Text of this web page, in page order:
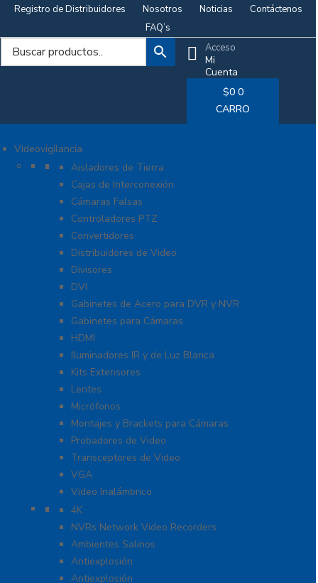
Registro de Distribuidores Nosotros Noticias
Contáctenos
FAQ’s
Acceso
Mi
Cuenta
$0 0
CARRO
Videovigilancia
Accesorios generales
Aisladores de Tierra
Cajas de Interconexión
Cámaras Falsas
Controladores PTZ
Convertidores
Distribuidores de Video
Divisores
DVI
Gabinetes de Acero para DVR y NVR
Gabinetes para Cámaras
HDMI
Iluminadores IR y de Luz Blanca
Kits Extensores
Lentes
Micrófonos
Montajes y Brackets para Cámaras
Probadores de Video
Transceptores de Video
VGA
Video Inalámbrico
Cámaras IP y NVRs
4K
NVRs Network Video Recorders
Ambientes Salinos
Antiexplosión
Antiexplosión